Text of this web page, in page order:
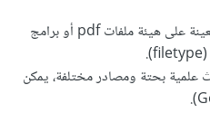
عند البحث عن شئ بصيغة معينة على هيئة ملفات pdf أو برامج
بحتة ومصادر مختلفة، يمكن